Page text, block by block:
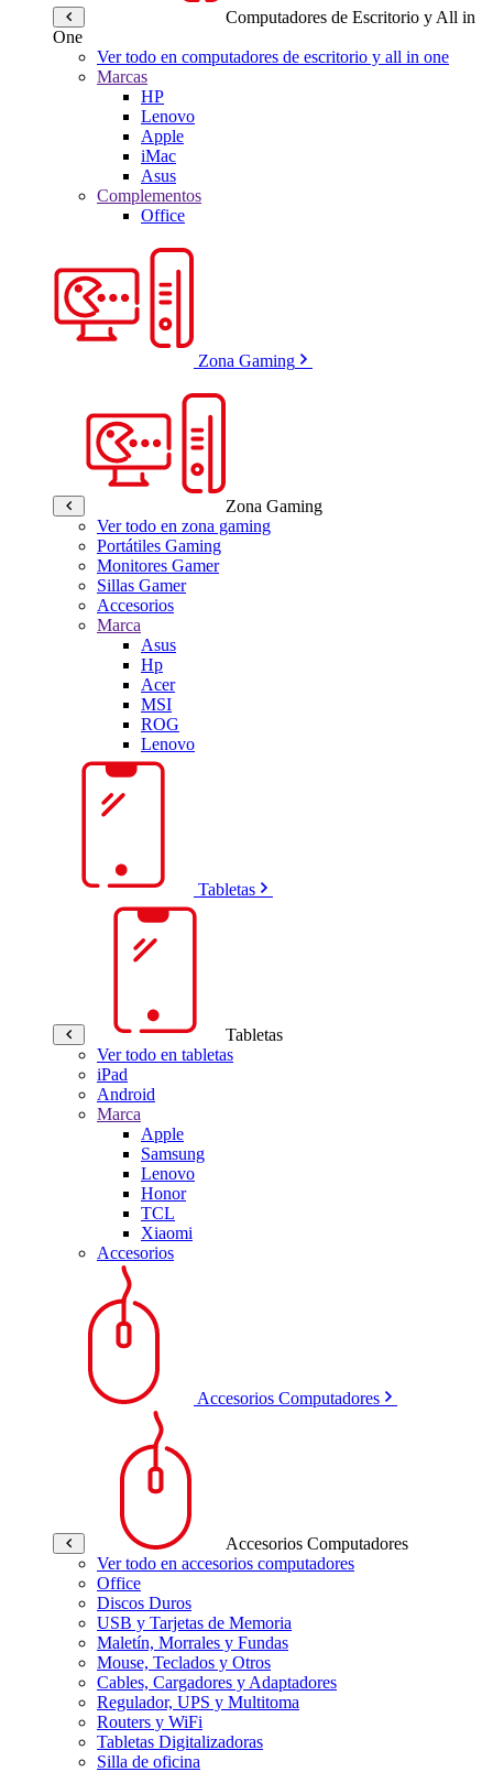
Computadores de Escritorio y All in
One
Ver todo en computadores de escritorio y all in one
Marcas
HP
Lenovo
Apple
iMac
Asus
Complementos
Office
Zona Gaming
Zona Gaming
Ver todo en zona gaming
Portátiles Gaming
Monitores Gamer
Sillas Gamer
Accesorios
Marca
Asus
Hp
Acer
MSI
ROG
Lenovo
Tabletas
Tabletas
Ver todo en tabletas
iPad
Android
Marca
Apple
Samsung
Lenovo
Honor
TCL
Xiaomi
Accesorios
Accesorios Computadores
Accesorios Computadores
Ver todo en accesorios computadores
Office
Discos Duros
USB y Tarjetas de Memoria
Maletín, Morrales y Fundas
Mouse, Teclados y Otros
Cables, Cargadores y Adaptadores
Regulador, UPS y Multitoma
Routers y WiFi
Tabletas Digitalizadoras
Silla de oficina